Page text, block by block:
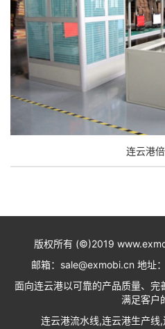
连云港
版权所有 (©)2019
邮箱：sale@exmobi.cn 地址
面向连云港以可靠的产品质量、
满足客户
连云港流水线,连云港生产线